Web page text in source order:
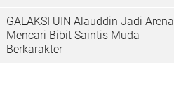
GALAKSI UIN Alauddin Jadi Arena
Mencari Bibit Saintis Muda
Berkarakter